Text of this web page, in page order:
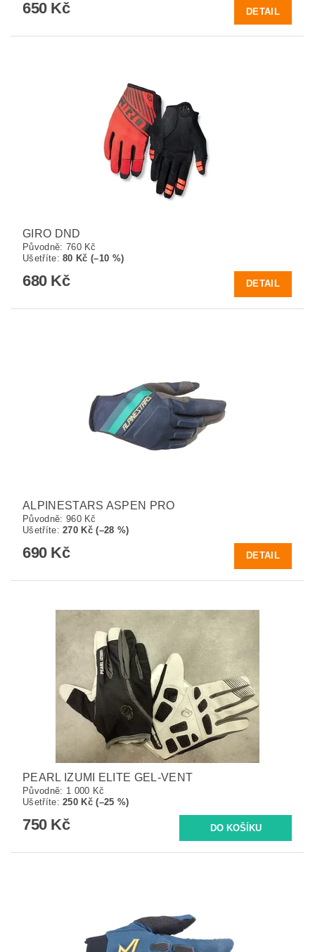
650 Kč DETAIL
GIRO DND
Původně: 760 Kč
Ušetříte:80 Kč (–10 %)
680 Kč DETAIL
ALPINESTARS ASPEN PRO
Původně: 960 Kč
Ušetříte:270 Kč (–28 %)
690 Kč DETAIL
PEARL IZUMI ELITE GEL-VENT
Původně: 1 000 Kč
Ušetříte:250 Kč (–25 %)
750 Kč